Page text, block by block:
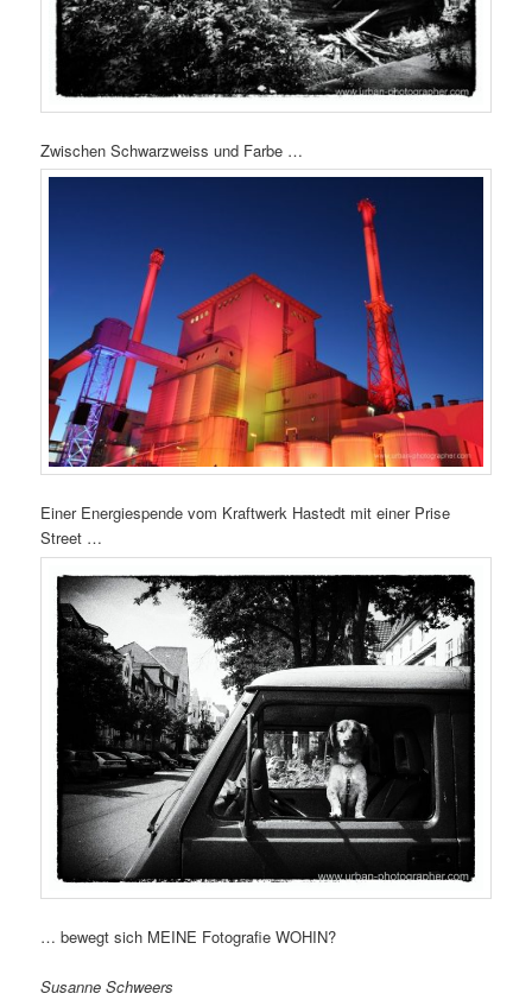
Zwischen Schwarzweiss und Farbe …
Einer Energiespende vom Kraftwerk Hastedt mit einer Prise
Street …
… bewegt sich MEINE Fotografie WOHIN?
Susanne Schweers